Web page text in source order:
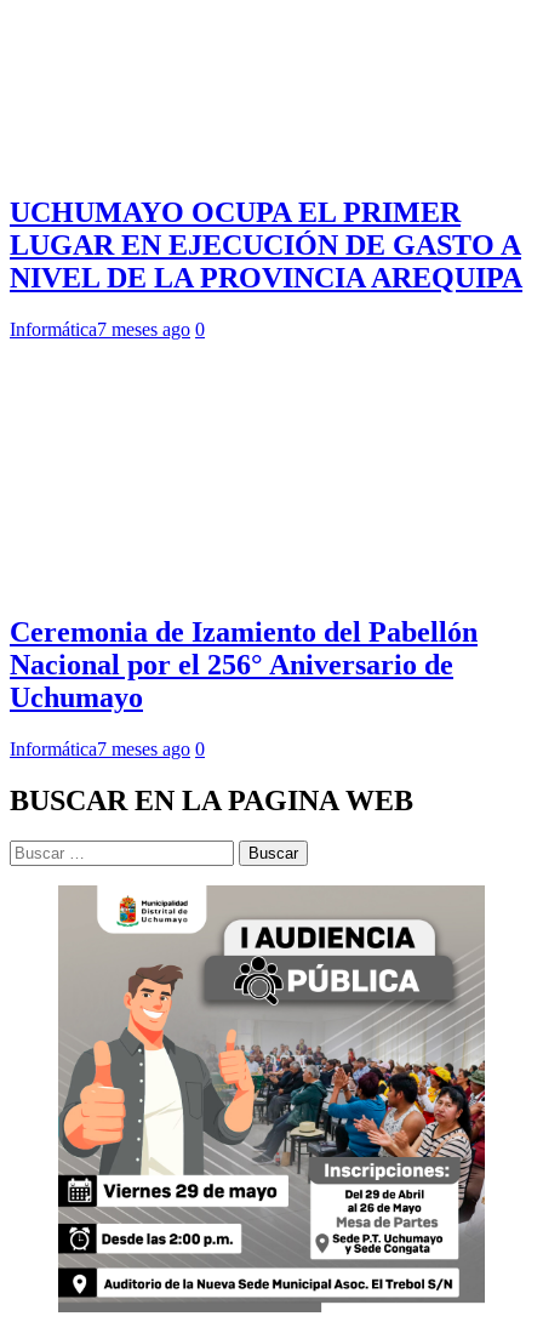
UCHUMAYO OCUPA EL PRIMER
LUGAR EN EJECUCIÓN DE GASTO A
NIVEL DE LA PROVINCIA AREQUIPA
Informática7 meses ago 0
Ceremonia de Izamiento del Pabellón
Nacional por el 256° Aniversario de
Uchumayo
Informática7 meses ago 0
BUSCAR EN LA PAGINA WEB
Buscar: